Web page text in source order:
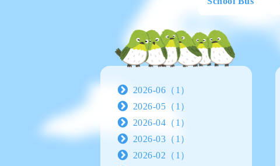
2026-06（1）
2026-05（1）
2026-04（1）
2026-03（1）
2026-02（1）